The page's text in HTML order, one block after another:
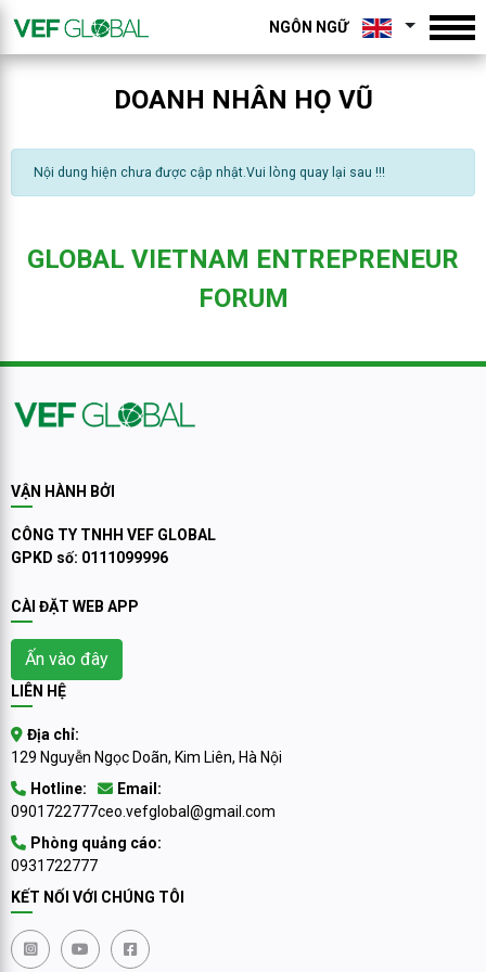
NGÔN NGỮ
DOANH NHÂN HỌ VŨ
Nội dung hiện chưa được cập nhật.Vui lòng quay lại sau !!!
GLOBAL VIETNAM ENTREPRENEUR
FORUM
VẬN HÀNH BỞI
CÔNG TY TNHH VEF GLOBAL
GPKD số: 0111099996
CÀI ĐẶT WEB APP
Ấn vào đây
LIÊN HỆ
Địa chỉ:
129 Nguyễn Ngọc Doãn, Kim Liên, Hà Nội
Hotline:
0901722777
Email:
ceo.vefglobal@gmail.com
Phòng quảng cáo:
0931722777
KẾT NỐI VỚI CHÚNG TÔI